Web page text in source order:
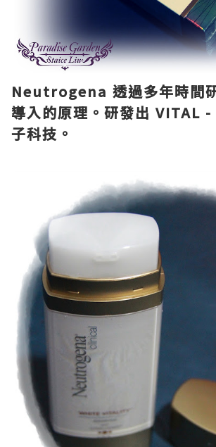
Neutrogena 透過多年時間
導入的原理。研發出 VITAL
子科技。